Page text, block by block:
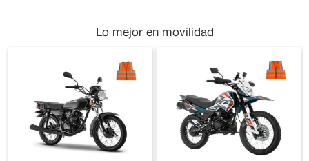
Lo mejor en movilidad